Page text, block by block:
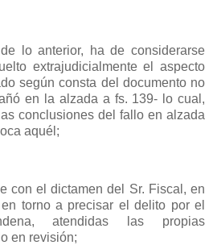
lo anterior, ha de considerarse
extrajudicialmente el aspecto
según consta del documento no
en la alzada a fs. 139- lo cual,
conclusiones del fallo en alzada
aquél;
con el dictamen del Sr. Fiscal, en
torno a precisar el delito por el
atendidas las propias
en revisión;